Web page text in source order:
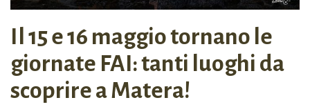
Il 15 e 16 maggio tornano le
giornate FAI: tanti luoghi da
scoprire a Matera!